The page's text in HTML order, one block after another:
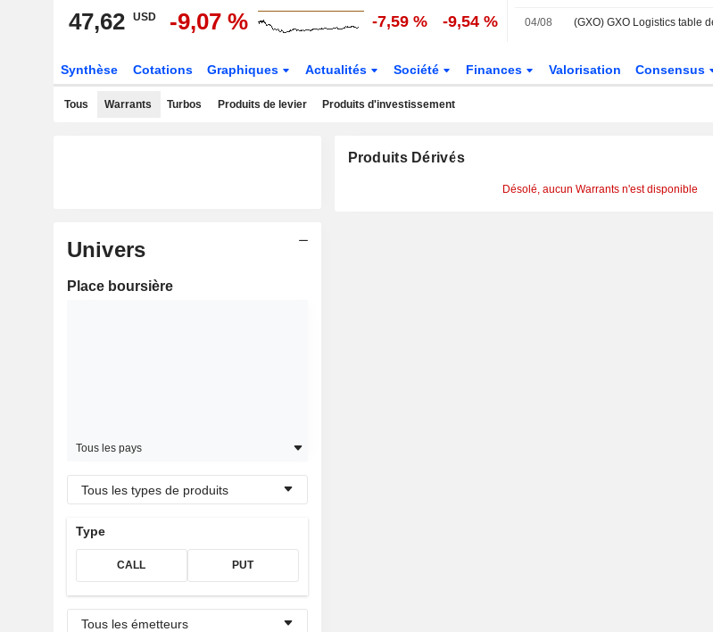
47,62 USD -9,07 % -7,59 % -9,54 % 04/08
Synthèse Cotations Graphiques Actualités Société Finances Valorisation Consensus
Tous Warrants Turbos Produits de levier Produits d'investissement
Univers
Place boursière
Tous les pays
Tous les types de produits
Type
CALL PUT
Tous les émetteurs
Produits Dérivés
Désolé, aucun Warrants n'est disponible